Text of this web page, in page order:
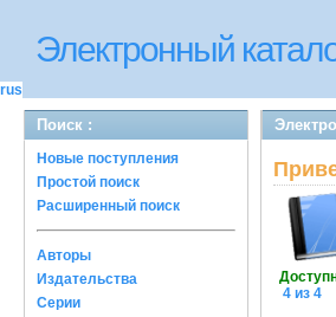
Электронный
rus
Поиск :
Новые поступления
Простой поиск
Расширенный поиск
Авторы
Издательства
Серии
4 из 4